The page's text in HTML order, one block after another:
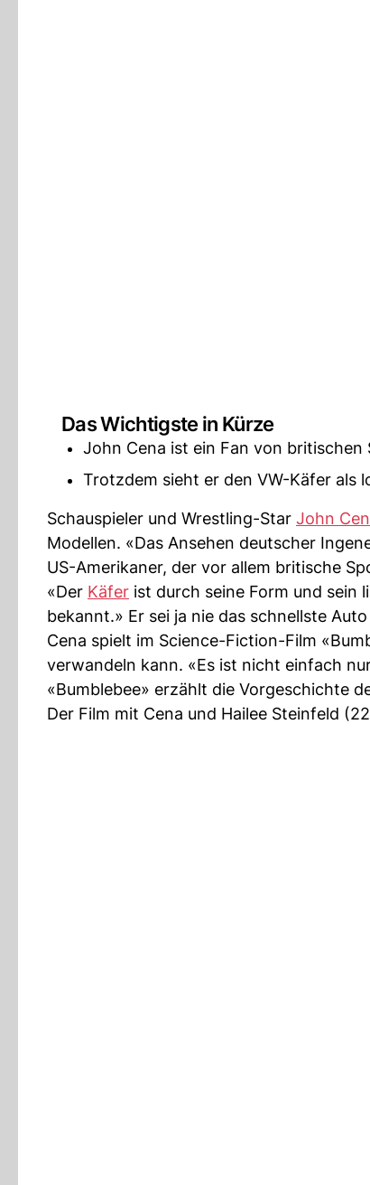
Das Wichtigste in Kürze
John Cena ist ein Fan von britischen
Trotzdem sieht er den VW-Käfer als
Schauspieler und Wrestling-Star John
Modellen. «Das Ansehen deutscher
US-Amerikaner, der vor allem britische
«Der Käfer ist durch seine Form und sein
bekannt.» Er sei ja nie das schnellste
Cena spielt im Science-Fiction-Film
verwandeln kann. «Es ist nicht einfach
«Bumblebee» erzählt die Vorgeschichte
Der Film mit Cena und Hailee Steinfeld